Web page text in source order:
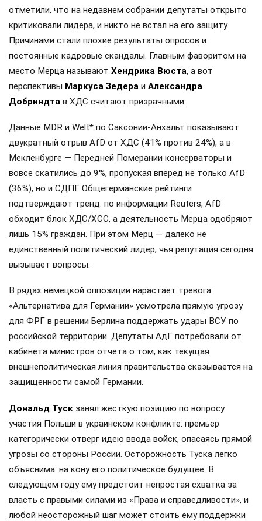
отметили, что на недавнем собрании депутаты открыто
критиковали лидера, и никто не встал на его защиту.
Причинами стали плохие результаты опросов и
постоянные кадровые скандалы. Главным фаворитом на
место Мерца называют Хендрика Вюста, а вот
перспективы Маркуса Зедера и Александра
Добриндта в ХДС считают призрачными.
Данные MDR и Welt* по Саксонии-Анхальт показывают
двукратный отрыв AfD от ХДС (41% против 24%), а в
Мекленбурге — Передней Померании консерваторы и
вовсе скатились до 9%, пропуская вперед не только AfD
(36%), но и СДПГ. Общегерманские рейтинги
подтверждают тренд: по информации Reuters, AfD
обходит блок ХДС/ХСС, а деятельность Мерца одобряют
лишь 15% граждан. При этом Мерц — далеко не
единственный политический лидер, чья репутация сегодня
вызывает вопросы.
В рядах немецкой оппозиции нарастает тревога:
«Альтернатива для Германии» усмотрела прямую угрозу
для ФРГ в решении Берлина поддержать удары ВСУ по
российской территории. Депутаты АдГ потребовали от
кабинета министров отчета о том, как текущая
внешнеполитическая линия правительства сказывается на
защищенности самой Германии.
Дональд Туск занял жесткую позицию по вопросу
участия Польши в украинском конфликте: премьер
категорически отверг идею ввода войск, опасаясь прямой
угрозы со стороны России. Осторожность Туска легко
объяснима: на кону его политическое будущее. В
следующем году ему предстоит непростая схватка за
власть с правыми силами из «Права и справедливости», и
любой неосторожный шаг может стоить ему поддержки